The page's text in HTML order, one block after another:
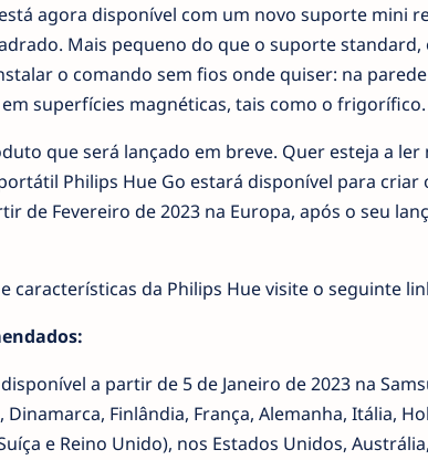
está agora disponível com um novo suporte mini
Mais pequeno do que o suporte standard,
o comando sem fios onde quiser: na
superfícies magnéticas, tais como o frigorífico.
que será lançado em breve. Quer esteja a ler
Philips Hue Go estará disponível para criar
de Fevereiro de 2023 na Europa, após o seu
características da Philips Hue visite o seguinte
a partir de 5 de Janeiro de 2023 na
Finlândia, França, Alemanha, Itália,
e Reino Unido), nos Estados Unidos,